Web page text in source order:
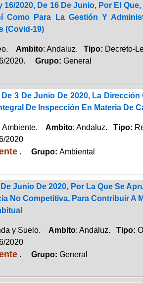
16/2020, De 16 De Junio, Por El
Como Para La Gestión Y
(Covid-19)
Ambito: Andaluz. Tipo: Decreto-
2020. Grupo: General
3 De Junio De 2020, La
De Inspección En Materia De
Ambiente. Ambito: Andaluz. Tipo:
2020
. Grupo: Ambiental
Junio De 2020, Por La Que Se
No Competitiva, Para Contribuir A
y Suelo. Ambito: Andaluz. Tipo:
2020
. Grupo: General